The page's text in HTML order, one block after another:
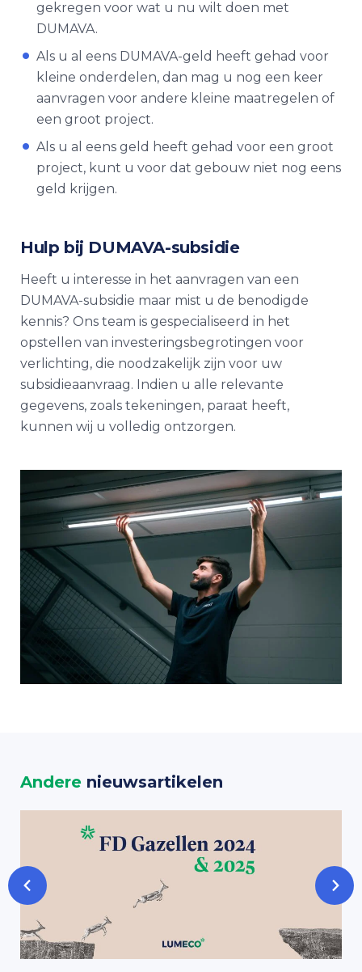
gekregen voor wat u nu wilt doen met
DUMAVA.
Als u al eens DUMAVA-geld heeft gehad voor
kleine onderdelen, dan mag u nog een keer
aanvragen voor andere kleine maatregelen of
een groot project.
Als u al eens geld heeft gehad voor een groot
project, kunt u voor dat gebouw niet nog eens
geld krijgen.
Hulp bij DUMAVA-subsidie
Heeft u interesse in het aanvragen van een
DUMAVA-subsidie maar mist u de benodigde
kennis? Ons team is gespecialiseerd in het
opstellen van investeringsbegrotingen voor
verlichting, die noodzakelijk zijn voor uw
subsidieaanvraag. Indien u alle relevante
gegevens, zoals tekeningen, paraat heeft,
kunnen wij u volledig ontzorgen.
Andere nieuwsartikelen